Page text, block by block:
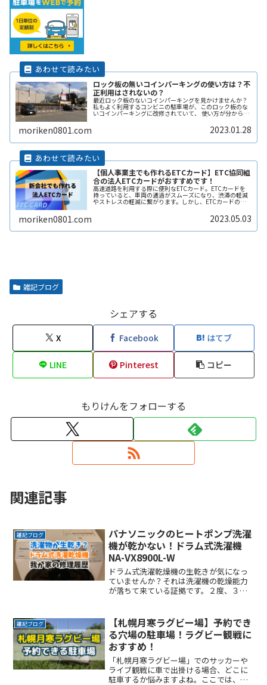
ロック板の無いコインパーキングの使い方は？不
正利用はされないの？
最近ロック板のないコインパーキングを見かけませんか？
私もよく利用するコンビニの駐車場が、このロック板のな
いコインパーキングに改修されていて、 使い方が分からず
敬遠してしまった経験があります。 そこで、ここではロッ
ク板のないコインパーキングの使い方や、ロック板がない
と不正に使われないの？などその辺りも含めて解説しま
moriken0801.com 2023.01.28
【個人事業主でも作れるETCカード】ETC協同組
合の法人ETCカードがおすすめです！
高速道路を利用する際に便利なETCカード。ETCカードを
持っていると、車両の通過がスムーズになり、渋滞の軽減
やストレスの軽減に繋がります。しかし、ETCカードの種
moriken0801.com 2023.05.03
雑記ブログ
シェアする
X Facebook はてブ
LINE Pinterest コピー
もりけんをフォローする
関連記事
雑記ブログ
パナソニックのヒートポンプ洗濯
機が乾かない！ドラム式洗濯機
NA-VX8900L-W
ドラム式洗濯乾燥機の生乾きが気になっ
ていませんか？それは洗濯機の乾燥能力
が落ちて来ている証拠です。２度、３度
ちなみに我が家が使用している洗濯機は
これになります。パナソニッReadMore...
雑記ブログ
【札幌月寒ラグビー場】予約でき
る穴場の駐車場！ラグビー観戦に
おすすめ！
「札幌月寒ラグビー場」でのサッカーや
ライブ観戦に車で出掛ける場合、どこに
駐車するか悩みますよね。ここでは、